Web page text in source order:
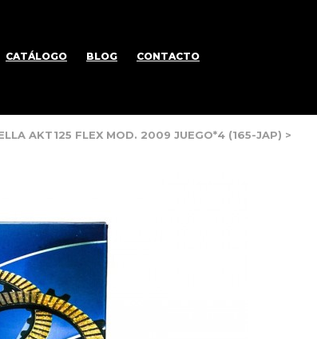
CATÁLOGO BLOG CONTACTO
AKT125 FLEX MOD. 2009 JUEGO*4 (165-JAP) >